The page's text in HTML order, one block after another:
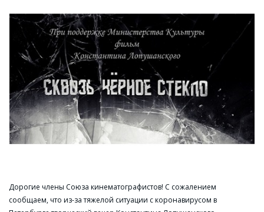
Дорогие члены Союза кинематографистов! С сожалением
сообщаем, что из-за тяжелой ситуации с коронавирусом в